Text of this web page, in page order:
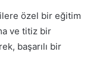
özel bir eğitim
ve titiz bir
başarılı bir